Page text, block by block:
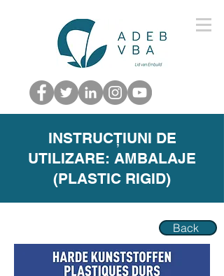
INSTRUCȚIUNI DE
UTILIZARE: AMBALAJE
(PLASTIC RIGID)
Back